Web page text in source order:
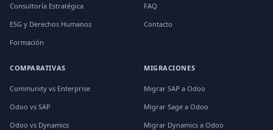
Consultoría Estratégica
ESG y Derechos Humanos
Formación
FAQ
Contacto
COMPARATIVAS
Community vs Enterprise
Odoo vs SAP
Odoo vs Dynamics
MIGRACIONES
Migrar SAP a Odoo
Migrar Sage a Odoo
Migrar Dynamics a Odoo